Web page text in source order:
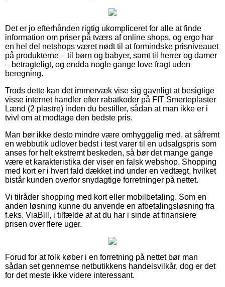
Det er jo efterhånden rigtig ukompliceret for alle at finde
information om priser på tværs af online shops, og ergo har
en hel del netshops været nødt til at formindske prisniveauet
på produkterne – til børn og babyer, samt til herrer og damer
– betragteligt, og endda nogle gange love fragt uden
beregning.
Trods dette kan det immervæk vise sig gavnligt at besigtige
visse internet handler efter rabatkoder på FIT Smerteplaster
Lænd (2 plastre) inden du bestiller, sådan at man ikke er i
tvivl om at modtage den bedste pris.
Man bør ikke desto mindre være omhyggelig med, at såfremt
en webbutik udlover bedst i test varer til en udsalgspris som
anses for helt ekstremt beskeden, så bør det mange gange
være et karakteristika der viser en falsk webshop. Shopping
med kort er i hvert fald dækket ind under en vedtægt, hvilket
bistår kunden overfor snydagtige forretninger på nettet.
Vi tilråder shopping med kort eller mobilbetaling. Som en
anden løsning kunne du anvende en afbetalingsløsning fra
f.eks. ViaBill, i tilfælde af at du har i sinde at finansiere
prisen over flere uger.
Forud for at folk køber i en forretning på nettet bør man
sådan set gennemse netbutikkens handelsvilkår, dog er det
for det meste ikke videre interessant.